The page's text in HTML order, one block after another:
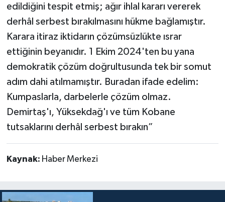
edildiğini tespit etmiş; ağır ihlal kararı vererek
derhâl serbest bırakılmasını hükme bağlamıştır.
Karara itiraz iktidarın çözümsüzlükte ısrar
ettiğinin beyanıdır. 1 Ekim 2024'ten bu yana
demokratik çözüm doğrultusunda tek bir somut
adım dahi atılmamıştır. Buradan ifade edelim:
Kumpaslarla, darbelerle çözüm olmaz.
Demirtaş'ı, Yüksekdağ'ı ve tüm Kobane
tutsaklarını derhâl serbest bırakın”
Kaynak: Haber Merkezi